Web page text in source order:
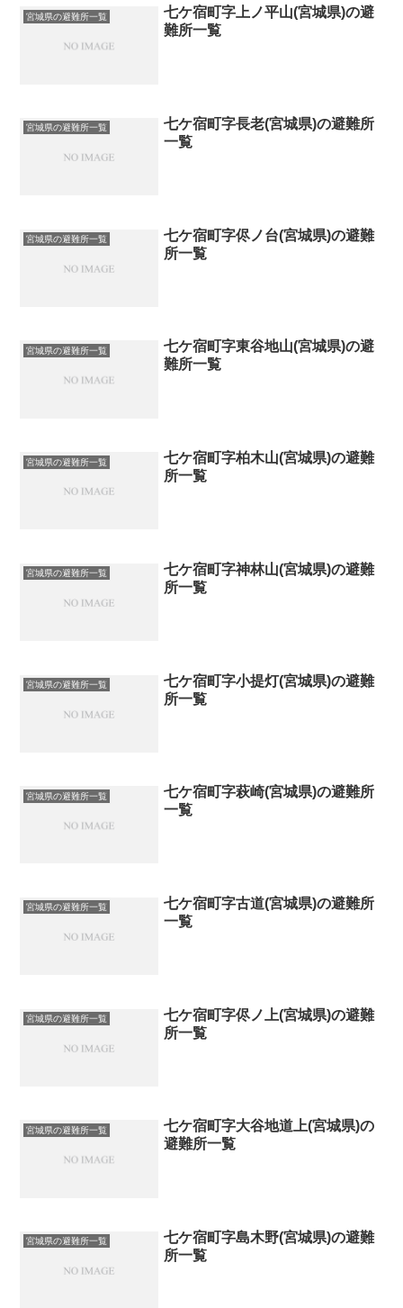
宮城県の避難所一覧
七ケ宿町字上ノ平山(宮城県)の避
難所一覧
宮城県の避難所一覧
七ケ宿町字長老(宮城県)の避難所
一覧
宮城県の避難所一覧
七ケ宿町字侭ノ台(宮城県)の避難
所一覧
宮城県の避難所一覧
七ケ宿町字東谷地山(宮城県)の避
難所一覧
宮城県の避難所一覧
七ケ宿町字柏木山(宮城県)の避難
所一覧
宮城県の避難所一覧
七ケ宿町字神林山(宮城県)の避難
所一覧
宮城県の避難所一覧
七ケ宿町字小提灯(宮城県)の避難
所一覧
宮城県の避難所一覧
七ケ宿町字萩崎(宮城県)の避難所
一覧
宮城県の避難所一覧
七ケ宿町字古道(宮城県)の避難所
一覧
宮城県の避難所一覧
七ケ宿町字侭ノ上(宮城県)の避難
所一覧
宮城県の避難所一覧
七ケ宿町字大谷地道上(宮城県)の
避難所一覧
宮城県の避難所一覧
七ケ宿町字島木野(宮城県)の避難
所一覧